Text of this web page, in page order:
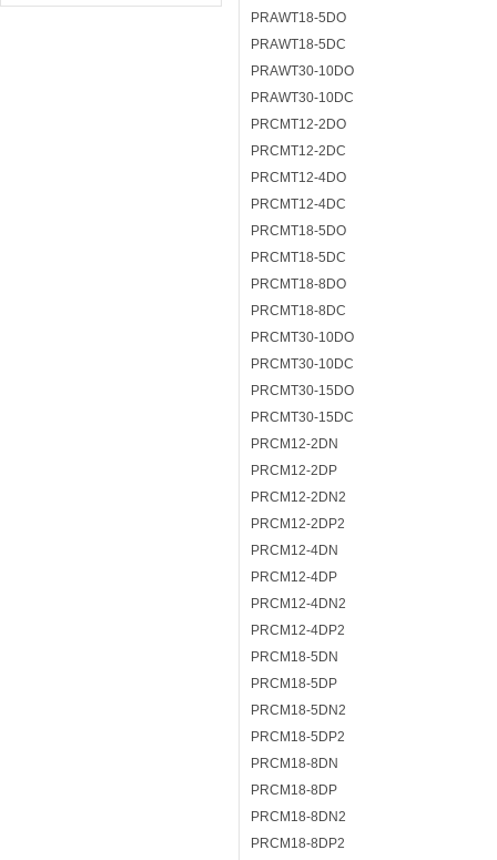
PRAWT18-5DO
PRAWT18-5DC
PRAWT30-10DO
PRAWT30-10DC
PRCMT12-2DO
PRCMT12-2DC
PRCMT12-4DO
PRCMT12-4DC
PRCMT18-5DO
PRCMT18-5DC
PRCMT18-8DO
PRCMT18-8DC
PRCMT30-10DO
PRCMT30-10DC
PRCMT30-15DO
PRCMT30-15DC
PRCM12-2DN
PRCM12-2DP
PRCM12-2DN2
PRCM12-2DP2
PRCM12-4DN
PRCM12-4DP
PRCM12-4DN2
PRCM12-4DP2
PRCM18-5DN
PRCM18-5DP
PRCM18-5DN2
PRCM18-5DP2
PRCM18-8DN
PRCM18-8DP
PRCM18-8DN2
PRCM18-8DP2